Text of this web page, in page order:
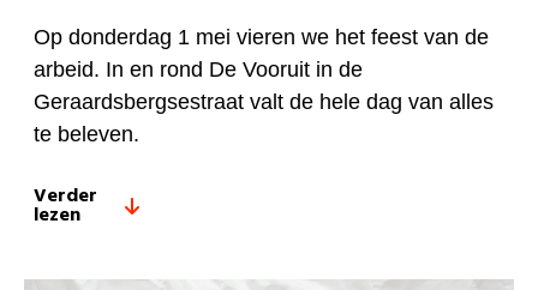
Op donderdag 1 mei vieren we het feest van de
arbeid. In en rond De Vooruit in de
Geraardsbergsestraat valt de hele dag van alles
te beleven.
Verder
lezen